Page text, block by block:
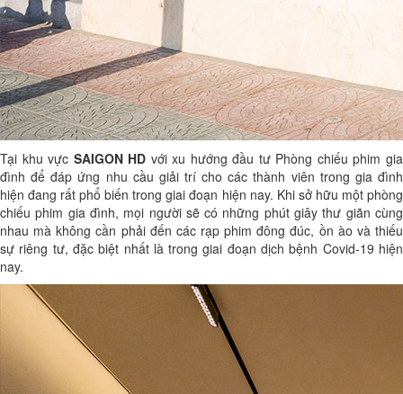
Tại khu vực SAIGON HD với xu hướng đầu tư Phòng chiếu phim gia
đình để đáp ứng nhu cầu giải trí cho các thành viên trong gia đình
hiện đang rất phổ biến trong giai đoạn hiện nay. Khi sở hữu một phòng
chiếu phim gia đình, mọi người sẽ có những phút giây thư giãn cùng
nhau mà không cần phải đến các rạp phim đông đúc, ồn ào và thiếu
sự riêng tư, đặc biệt nhất là trong giai đoạn dịch bệnh Covid-19 hiện
nay.